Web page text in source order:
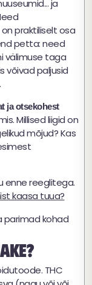
ja
praktiliselt osa
petta: need
välimuse taga
võivad paljusid
ja otsekohest
Millised liigid on
mõjud? Kas
enne reeglitega.
kaasa tuua?
THC